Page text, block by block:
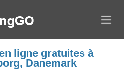
ligne gratuites à
Danemark